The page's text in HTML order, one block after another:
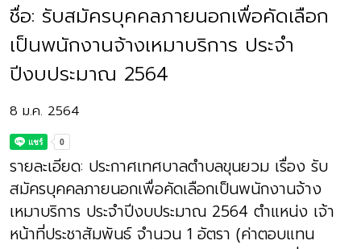
ชื่อ: รับสมัครบุคคลภายนอกเพื่อคัดเลือก
เป็นพนักงานจ้างเหมาบริการ ประจำ
ปีงบประมาณ 2564
8 ม.ค. 2564
รายละเอียด: ประกาศเทศบาลตำบลขุนยวม เรื่อง รับ
สมัครบุคคลภายนอกเพื่อคัดเลือกเป็นพนักงานจ้าง
เหมาบริการ ประจำปีงบประมาณ 2564 ตำแหน่ง เจ้า
หน้าที่ประชาสัมพันธ์ จำนวน 1 อัตรา (ค่าตอบแทน